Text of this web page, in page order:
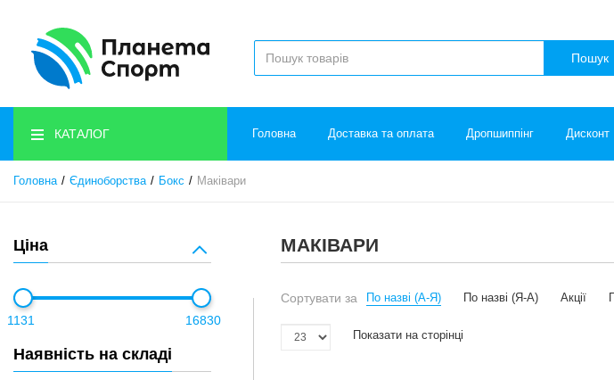
Пошук
КАТАЛОГ Головна Доставка та оплата Дропшиппінг Дисконт
Головна Єдиноборства Бокс Маківари
Ціна
1131 16830
Наявність на складі
МАКІВАРИ
Сортувати за По назві (А-Я) По назві (Я-А) Акції
Показати на сторінці